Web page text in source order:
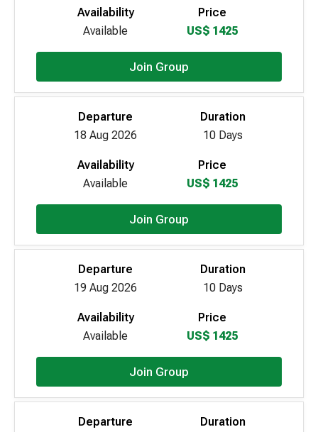
Availability
Available
Price
US$ 1425
Join Group
Departure
18 Aug 2026
Duration
10 Days
Availability
Available
Price
US$ 1425
Join Group
Departure
19 Aug 2026
Duration
10 Days
Availability
Available
Price
US$ 1425
Join Group
Departure
Duration